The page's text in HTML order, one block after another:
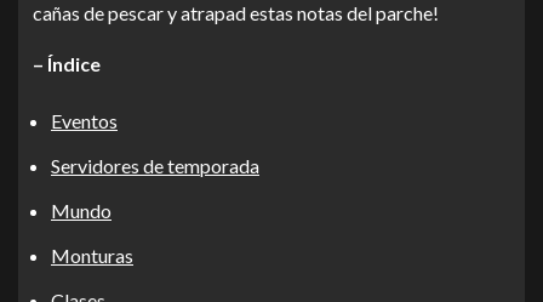
cañas de pescar y atrapad estas notas del parche!
– Índice
Eventos
Servidores de temporada
Mundo
Monturas